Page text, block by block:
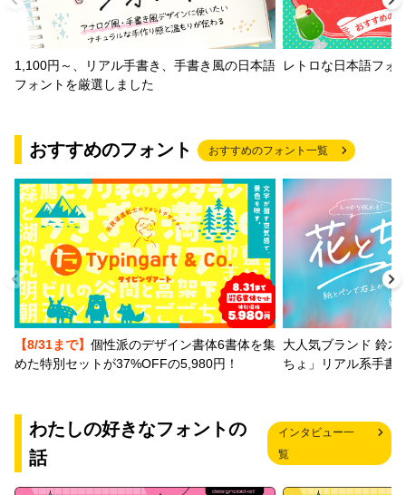
1,100円～、リアル手書き、手書き風の日本語
フォントを厳選しました
レトロな日本語フォ
おすすめのフォント おすすめのフォント一覧
【8/31まで】 個性派のデザイン書体6書体を集
めた特別セットが37%OFFの5,980円！
大人気ブランド 鈴木
ちょ」リアル系手書
わたしの好きなフォントの
話
インタビュー一
覧